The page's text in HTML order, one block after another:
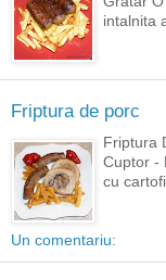
intalnita
Friptura de porc
Friptura
Cuptor
cu
Un comentariu: